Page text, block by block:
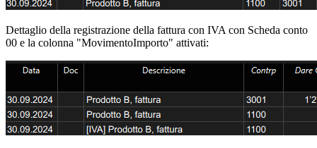
Dettaglio della registrazione della fattura con IVA con Scheda conto
00 e la colonna "MovimentoImporto" attivati: